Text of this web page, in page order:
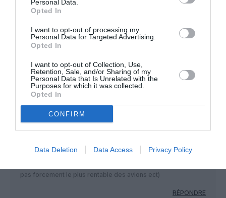
Personal Data.
Opted In
I want to opt-out of processing my
Personal Data for Targeted Advertising.
Opted In
I want to opt-out of Collection, Use,
Retention, Sale, and/or Sharing of my
Personal Data that Is Unrelated with the
Purposes for which it was collected.
Opted In
CONFIRM
Data Deletion Data Access Privacy Policy
blisea commenté :
2 février 2018 - 13 h
Princess Juliana (de l’île de Saint-Martin) 2 180 m.
H30a commenté :
Je souhaite toute la réussite à cette nouvelle compagnie mais
aéroport excentré et orienté low cost ou Ryanair règne en
maitre est surprenante. Je crains que ce projet soit utopiste
pas forcement le plus rentable des avions ect)
RÉPONDRE